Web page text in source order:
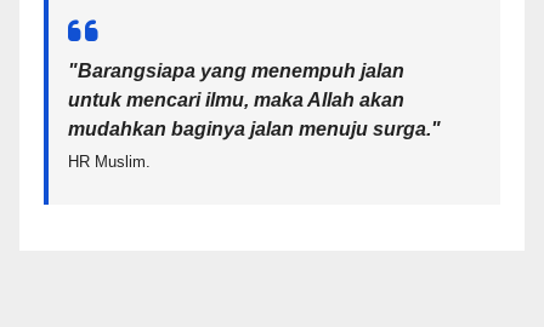
"Barangsiapa yang menempuh jalan
untuk mencari ilmu, maka Allah akan
mudahkan baginya jalan menuju surga."
HR Muslim.